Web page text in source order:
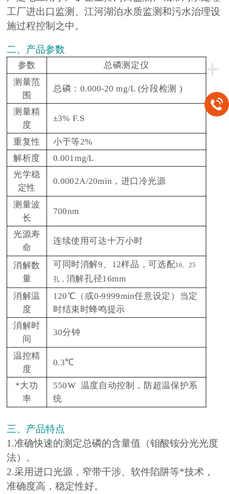
工厂进出口监测、江河湖泊水质监测和污水治理设
施过程控制之中。
二、产品参数
+
参数
总磷测定仪
测量范
围
总磷：0.000-20 mg/L (分段检测 )
测量精
度
±3% F.S
重复性 小于等2%
解析度
0.001mg/L
光学稳
定性
0.0002A/20min，进口冷光源
测量波
长
700nm
光源寿
命
连续使用可达十万小时
消解数
量
可同时消解9、12样品，可选配16、25
孔，消解孔径16mm
消解温
度
120℃（或0-9999min任意设定）当定
时结束时蜂鸣提示
消解时
间
30分钟
温控精
度
0.3℃
*大功
率
550W 温度自动控制，防超温保护系
统
三、产品特点
1.准确快速的测定总磷的含量值（钼酸铵分光光度
法）。
2.采用进口光源，窄带干涉、软件陷阱等*技术，
准确度高，稳定性好。